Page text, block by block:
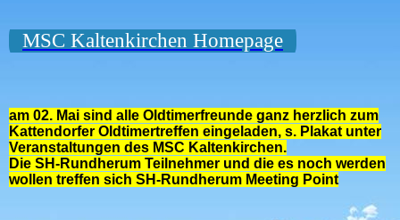
MSC Kaltenkirchen Homepage
am 02. Mai sind alle Oldtimerfreunde ganz herzlich zum
Kattendorfer Oldtimertreffen eingeladen, s. Plakat unter
Veranstaltungen des MSC Kaltenkirchen.
Die SH-Rundherum Teilnehmer und die es noch werden
wollen treffen sich SH-Rundherum Meeting Point